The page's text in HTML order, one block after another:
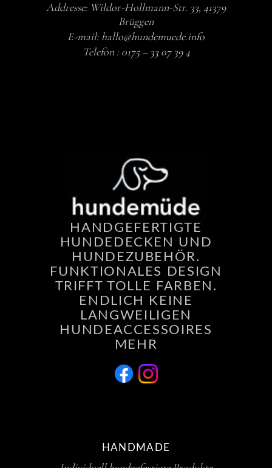
Addresse: Wildor-Hollmann-Str. 33, 41379
Brüggen
E-mail:hallo@hundemuede.info
Telefon : 0175 – 33 07 39 4
HANDGEFERTIGTE
HUNDEDECKEN UND
HUNDEZUBEHÖR.
FUNKTIONALES DESIGN
TRIFFT TOLLE FARBEN.
ENDLICH KEINE
LANGWEILIGEN
HUNDEACCESSOIRES
MEHR
HANDMADE